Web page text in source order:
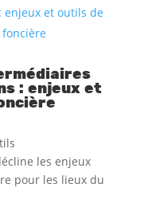
enjeux et outils de
: enjeux et
les enjeux
pour les lieux du